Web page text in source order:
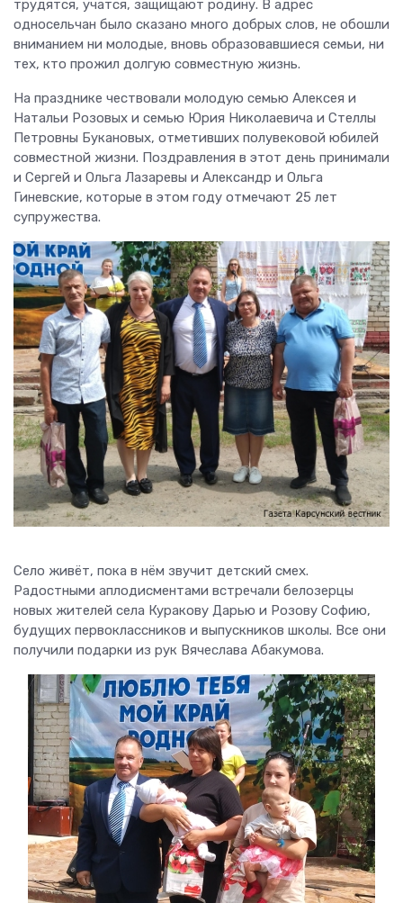
трудятся, учатся, защищают родину. В адрес
односельчан было сказано много добрых слов, не обошли
вниманием ни молодые, вновь образовавшиеся семьи, ни
тех, кто прожил долгую совместную жизнь.
На празднике чествовали молодую семью Алексея и
Натальи Розовых и семью Юрия Николаевича и Стеллы
Петровны Букановых, отметивших полувековой юбилей
совместной жизни. Поздравления в этот день принимали
и Сергей и Ольга Лазаревы и Александр и Ольга
Гиневские, которые в этом году отмечают 25 лет
супружества.
Село живёт, пока в нём звучит детский смех.
Радостными аплодисментами встречали белозерцы
новых жителей села Куракову Дарью и Розову Софию,
будущих первоклассников и выпускников школы. Все они
получили подарки из рук Вячеслава Абакумова.